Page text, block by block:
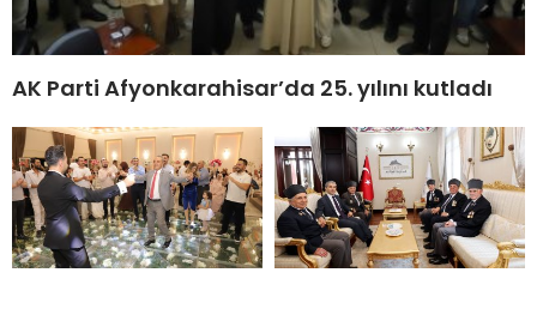
AK Parti Afyonkarahisar’da 25. yılını kutladı